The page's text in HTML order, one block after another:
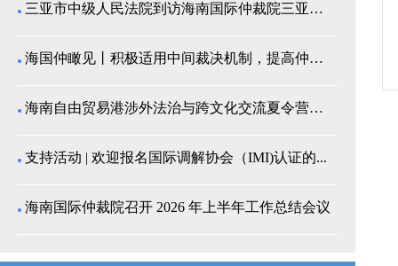
三亚市中级人民法院到访海南国际仲裁院三亚分院座谈交...
海国仲瞰见丨积极适用中间裁决机制，提高仲裁公信力
海南自由贸易港涉外法治与跨文化交流夏令营师生来我院...
支持活动 | 欢迎报名国际调解协会（IMI)认证的...
海南国际仲裁院召开 2026 年上半年工作总结会议